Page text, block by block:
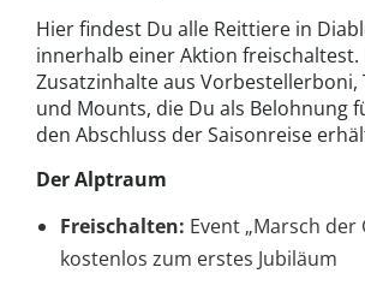
Hier findest Du alle Reittiere in
innerhalb einer Aktion
Zusatzinhalte aus Vorbestellerboni,
und Mounts, die Du als Belohnung
den Abschluss der Saisonreise
Der Alptraum
Freischalten: Event „Marsch der
kostenlos zum erstes Jubiläum